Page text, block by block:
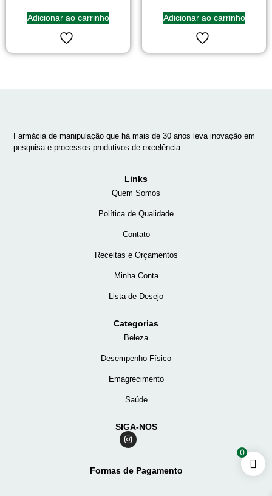
Adicionar ao carrinho Adicionar ao carrinho
Farmácia de manipulação que há mais de 30 anos leva inovação em
pesquisa e processos produtivos de excelência.
Links
Quem Somos
Política de Qualidade
Contato
Receitas e Orçamentos
Minha Conta
Lista de Desejo
Categorias
Beleza
Desempenho Físico
Emagrecimento
Saúde
SIGA-NOS
Formas de Pagamento
0